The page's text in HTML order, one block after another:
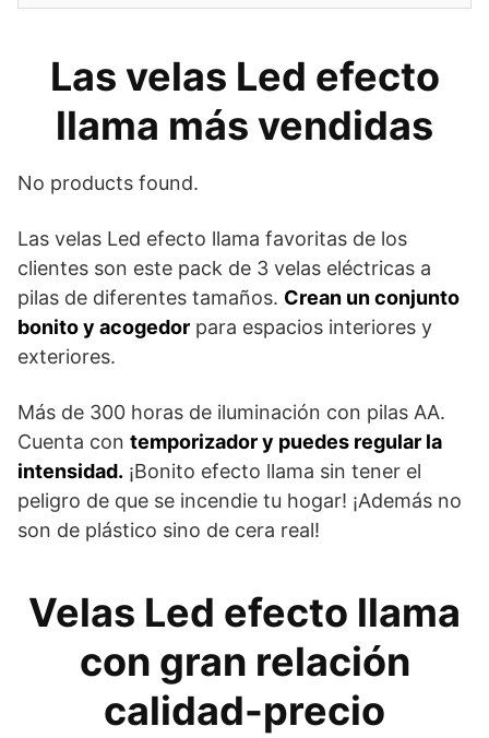
Las velas Led efecto
llama más vendidas
No products found.
Las velas Led efecto llama favoritas de los
clientes son este pack de 3 velas eléctricas a
pilas de diferentes tamaños. Crean un conjunto
bonito y acogedor para espacios interiores y
exteriores.
Más de 300 horas de iluminación con pilas AA.
Cuenta con temporizador y puedes regular la
intensidad. ¡Bonito efecto llama sin tener el
peligro de que se incendie tu hogar! ¡Además no
son de plástico sino de cera real!
Velas Led efecto llama
con gran relación
calidad-precio